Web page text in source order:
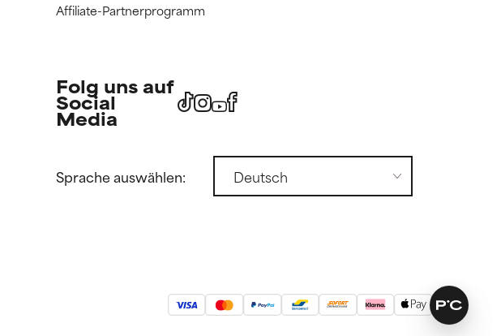
Affiliate-Partnerprogramm
Folg uns auf
Social
Media
Sprache auswählen: